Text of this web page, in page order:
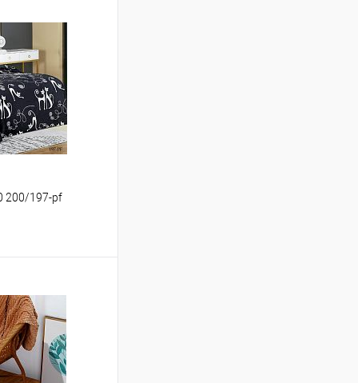
200/197-pf
Сравнение
В наличии